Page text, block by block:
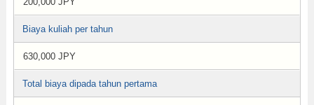
Biaya kuliah per tahun
630,000 JPY
Total biaya dipada tahun pertama